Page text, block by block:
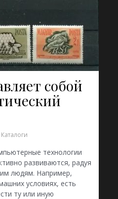
собой
Каталоги
технологии
развиваются, радуя
людям. Например,
условиях, есть
ту или иную